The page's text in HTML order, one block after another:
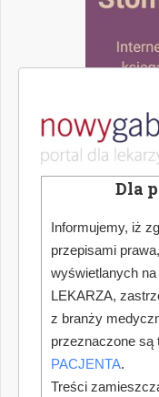
Dla
Informujemy, iż
przepisami
wyświetlanych
LEKARZA,
z branży
przeznaczone są
PACJENTA.
Treści